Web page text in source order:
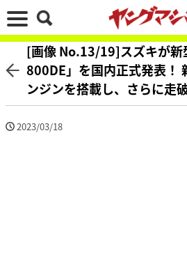
[画像 No.13/19]スズキが新
800DE」を国内正式発表！
ンジンを搭載し、さらに走
2023/03/18